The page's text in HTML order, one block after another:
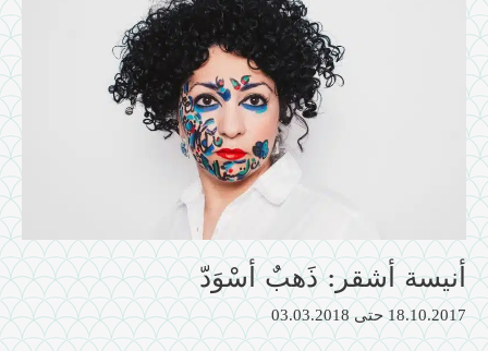
أنيسة أشقر: ذَهبٌ أسْوَدّ
18.10.2017حتى03.03.2018